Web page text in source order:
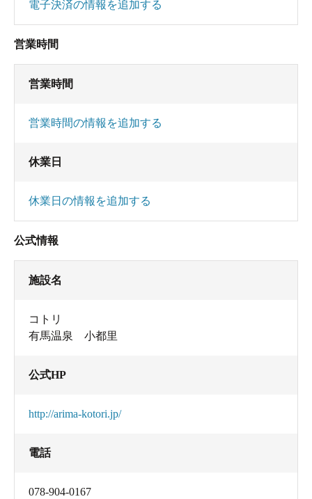
電子決済の情報を追加する
営業時間
営業時間
営業時間の情報を追加する
休業日
休業日の情報を追加する
公式情報
施設名
コトリ
有馬温泉 小都里
公式HP
http://arima-kotori.jp/
電話
078-904-0167